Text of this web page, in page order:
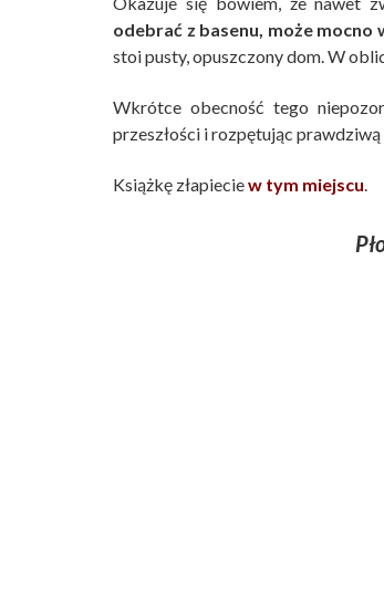
odebrać z basenu, może mocno
stoi pusty, opuszczony dom. W
Wkrótce obecność tego
przeszłości i rozpętując
Książkę złapieciew tym miejscu.